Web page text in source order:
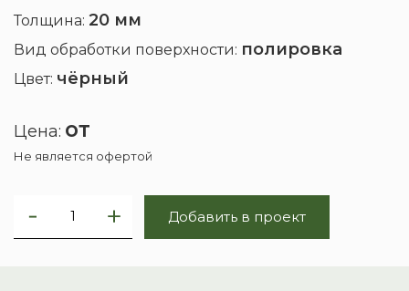
Толщина: 20 мм
Вид обработки поверхности: полировка
Цвет: чёрный
Цена: от
Не является офертой
Добавить в проект